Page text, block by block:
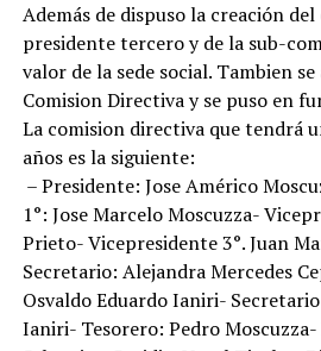
Además de dispuso la creación
presidente tercero y de la sub-
valor de la sede social. Tambien
Comision Directiva y se puso en
La comision directiva que tendrá
años es la siguiente:
– Presidente: Jose Américo
1°: Jose Marcelo Moscuzza-
Prieto- Vicepresidente 3°. Juan
Secretario: Alejandra Mercedes
Osvaldo Eduardo Ianiri-
Ianiri- Tesorero: Pedro